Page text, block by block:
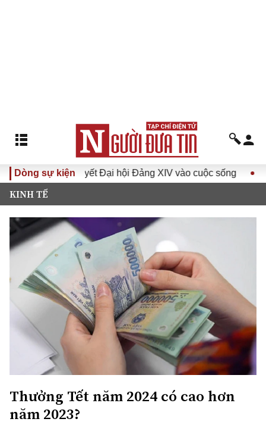
Dòng sự kiện
Nghị quyết Đại hội Đảng XIV vào cuộc sống Hướng
KINH TẾ
Thưởng Tết năm 2024 có cao hơn
năm 2023?